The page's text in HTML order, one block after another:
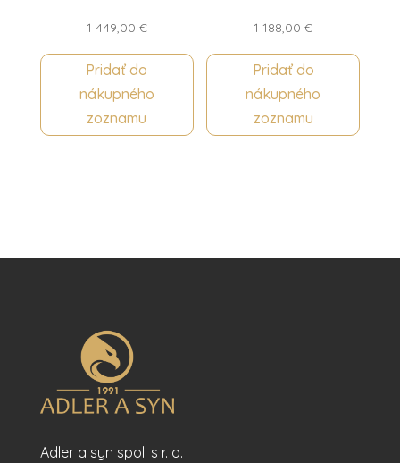
1 449,00 €
Pridať do
nákupného
zoznamu
1 188,00€
Pridať do
nákupného
zoznamu
Adler a syn spol. s r. o.